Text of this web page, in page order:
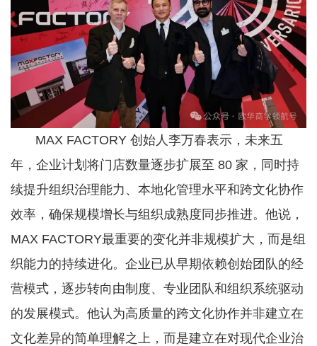
MAX FACTORY 创始人李万春表示，未来五
年，企业计划将门店数量逐步扩展至 80 家，同时持
续提升组织治理能力、本地化管理水平和跨文化协作
效率，确保规模增长与组织成熟度同步推进。他说，
MAX FACTORY最重要的变化并非规模扩大，而是组
织能力的持续进化。企业已从早期依赖创始团队的经
营模式，逐步转向由制度、专业团队和组织系统驱动
的发展模式。他认为高质量的跨文化协作并非建立在
文化差异的简单理解之上，而是建立在对现代企业治